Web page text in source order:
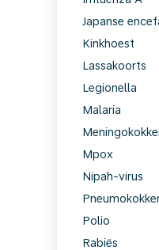
Japanse
Kinkhoest
Lassakoorts
Legionella
Malaria
Mpox
Nipah-virus
Polio
Rabiës